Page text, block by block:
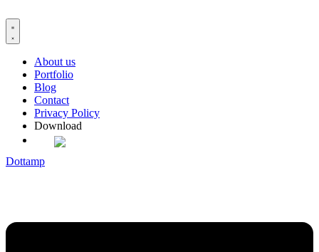
to
content
About us
Portfolio
Blog
Contact
Privacy Policy
Download
Dottamp